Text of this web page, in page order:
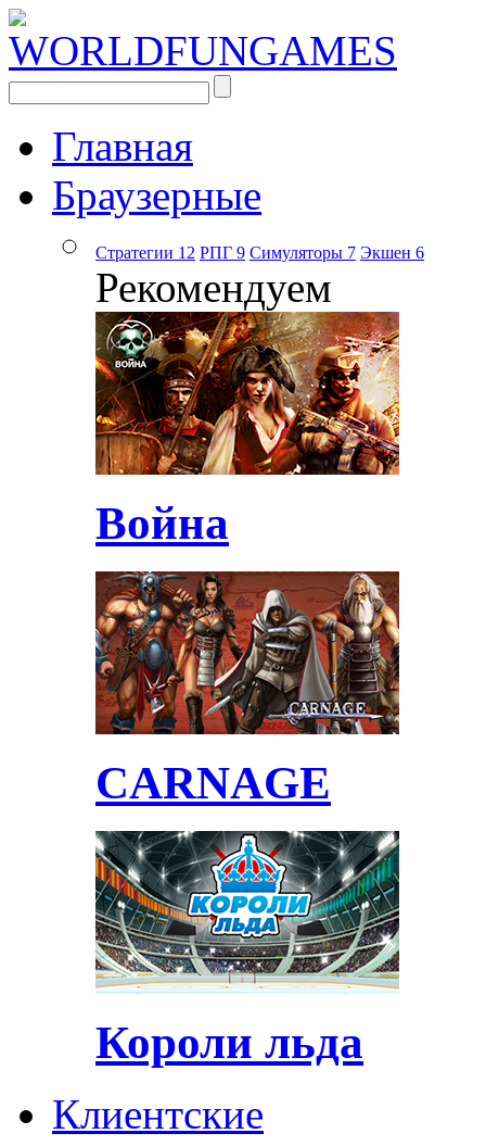
Главная
Браузерные
Стратегии 12 РПГ 9 Симуляторы 7 Экшен 6
Рекомендуем
Война
CARNAGE
Короли льда
Клиентские